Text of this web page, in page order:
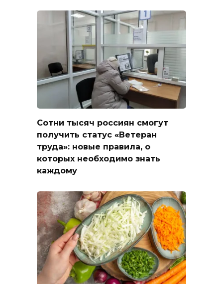
Сотни тысяч россиян смогут
получить статус «Ветеран
труда»: новые правила, о
которых необходимо знать
каждому